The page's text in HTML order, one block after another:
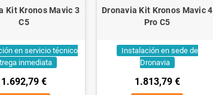
Kit Kronos Mavic 3
C5
en servicio técnico
inmediata
1.692,79 €
Dronavia Kit Kronos Mavic 4
Pro C5
Instalación en sede de
Dronavia
1.813,79 €